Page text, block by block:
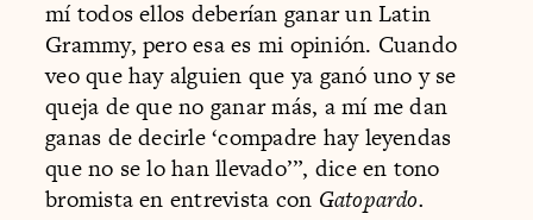
mí todos ellos deberían ganar un Latin
Grammy, pero esa es mi opinión. Cuando
veo que hay alguien que ya ganó uno y se
queja de que no ganar más, a mí me dan
ganas de decirle ‘compadre hay leyendas
que no se lo han llevado’”, dice en tono
bromista en entrevista con Gatopardo.